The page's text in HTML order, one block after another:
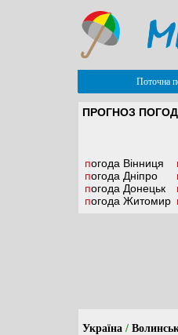
Поточна
ПРОГНОЗ
погода Вінниця
погода Дніпро
погода Донецьк
погода Житомир
Україна /